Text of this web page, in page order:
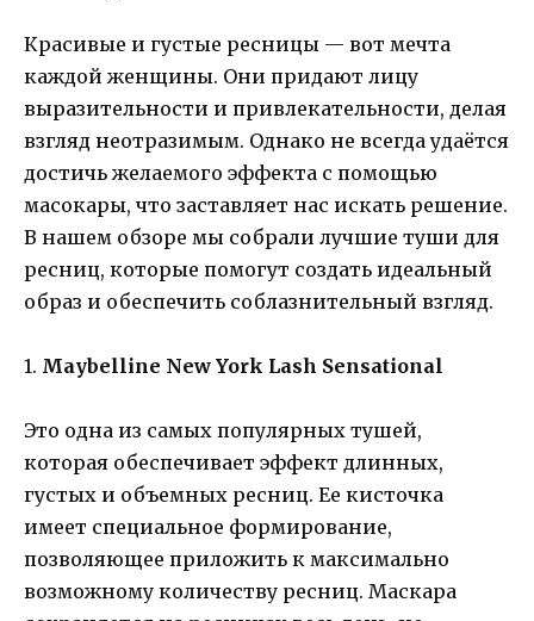
Красивые и густые ресницы — вот мечта
каждой женщины. Они придают лицу
выразительности и привлекательности, делая
взгляд неотразимым. Однако не всегда удаётся
достичь желаемого эффекта с помощью
масокары, что заставляет нас искать решение.
В нашем обзоре мы собрали лучшие туши для
ресниц, которые помогут создать идеальный
образ и обеспечить соблазнительный взгляд.
1. Maybelline New York Lash Sensational
Это одна из самых популярных тушей,
которая обеспечивает эффект длинных,
густых и объемных ресниц. Ее кисточка
имеет специальное формирование,
позволяющее приложить к максимально
возможному количеству ресниц. Маскара